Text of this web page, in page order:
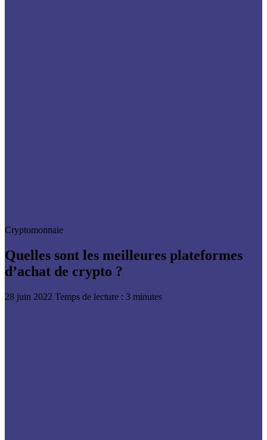
Cryptomonnaie
Quelles sont les meilleures plateformes
d’achat de crypto ?
28 juin 2022 Temps de lecture : 3 minutes